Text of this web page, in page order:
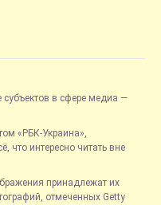
субъектов в сфере медиа —
«РБК-Украина»,
что интересно читать вне
принадлежат их
отмеченных Getty